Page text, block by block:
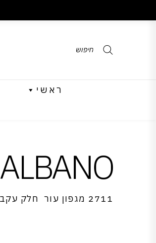
Products
search
ראשי
ALBANO
2711 מגפון עור חלק עקב 5